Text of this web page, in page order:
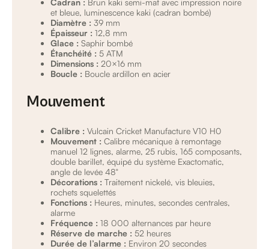
et bleue, luminescence kaki (cadran bombé)
Diamètre : 39 mm
Épaisseur : 12,8 mm
Glace : Saphir bombé
Étanchéité : 5 ATM
Dimensions : 20×16 mm
Boucle : Boucle ardillon en acier
Mouvement
Calibre : Vulcain Cricket Manufacture V10 H0
Mouvement : Calibre mécanique à remontage
manuel 12 lignes, alarme, 25 rubis, 165 composants,
double barillet, équipé du système Exactomatic,
angle de levée 48°
Décorations : Traitement nickelé, vis bleuies,
rochets squelettés
Fonctions : Heures, minutes, secondes centrales,
alarme
Fréquence : 18 000 alternances par heure
Réserve de marche : 52 heures
Durée de l’alarme : Environ 20 secondes